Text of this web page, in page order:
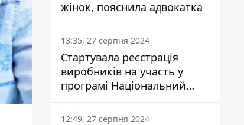
жінок, пояснила адвокатка
13:35, 27 серпня 2024
Стартувала реєстрація
виробників на участь у
програмі Національний
кешбек: як це зробити
через портал Дія
12:49, 27 серпня 2024